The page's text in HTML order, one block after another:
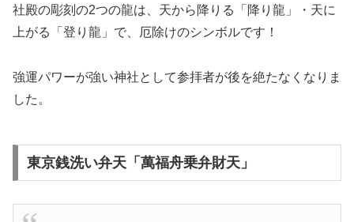
社殿の彫刻の2つの龍は、天から降りる「降り龍」・天に
上がる「登り龍」で、厄除けのシンボルです！
強運パワーが強い神社として参拝者が後を絶たなくなりま
した。
東京銭洗い弁天「萬福舟乗弁財天」